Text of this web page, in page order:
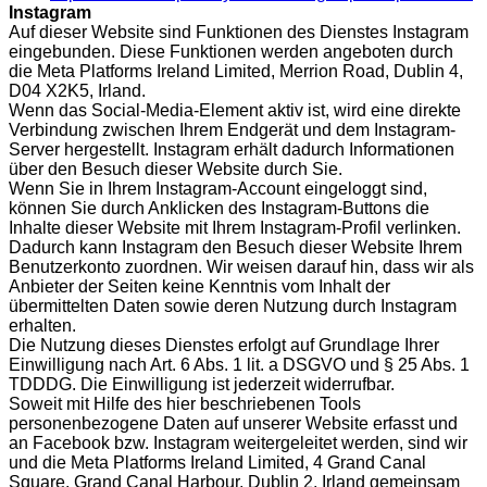
Instagram
Auf dieser Website sind Funktionen des Dienstes Instagram
eingebunden. Diese Funktionen werden angeboten durch
die Meta Platforms Ireland Limited, Merrion Road, Dublin 4,
D04 X2K5, Irland.
Wenn das Social-Media-Element aktiv ist, wird eine direkte
Verbindung zwischen Ihrem Endgerät und dem Instagram-
Server hergestellt. Instagram erhält dadurch Informationen
über den Besuch dieser Website durch Sie.
Wenn Sie in Ihrem Instagram-Account eingeloggt sind,
können Sie durch Anklicken des Instagram-Buttons die
Inhalte dieser Website mit Ihrem Instagram-Profil verlinken.
Dadurch kann Instagram den Besuch dieser Website Ihrem
Benutzerkonto zuordnen. Wir weisen darauf hin, dass wir als
Anbieter der Seiten keine Kenntnis vom Inhalt der
übermittelten Daten sowie deren Nutzung durch Instagram
erhalten.
Die Nutzung dieses Dienstes erfolgt auf Grundlage Ihrer
Einwilligung nach Art. 6 Abs. 1 lit. a DSGVO und § 25 Abs. 1
TDDDG. Die Einwilligung ist jederzeit widerrufbar.
Soweit mit Hilfe des hier beschriebenen Tools
personenbezogene Daten auf unserer Website erfasst und
an Facebook bzw. Instagram weitergeleitet werden, sind wir
und die Meta Platforms Ireland Limited, 4 Grand Canal
Square, Grand Canal Harbour, Dublin 2, Irland gemeinsam